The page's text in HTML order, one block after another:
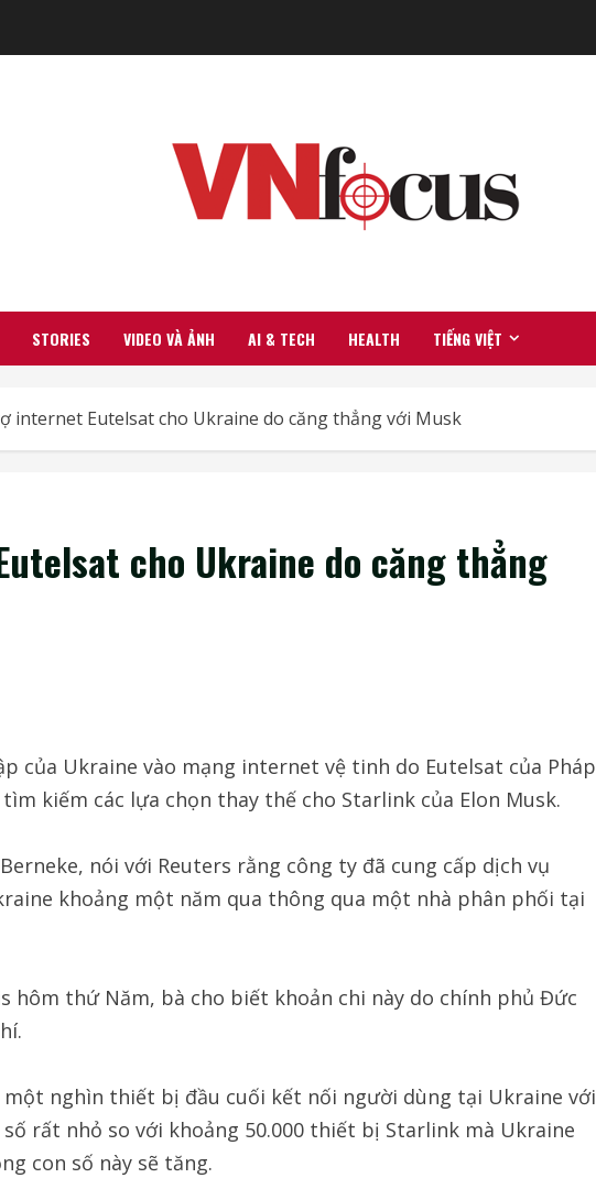
STORIES VIDEO VÀ ẢNH AI & TECH HEALTH TIẾNG VIỆT
internet Eutelsat cho Ukraine do căng thẳng với Musk
cho Ukraine do căng thẳng
của Ukraine vào mạng internet vệ tinh do Eutelsat của Pháp
kiếm các lựa chọn thay thế cho Starlink của Elon Musk.
nói với Reuters rằng công ty đã cung cấp dịch vụ
khoảng một năm qua thông qua một nhà phân phối tại
hôm thứ Năm, bà cho biết khoản chi này do chính phủ Đức
nghìn thiết bị đầu cuối kết nối người dùng tại Ukraine với
rất nhỏ so với khoảng 50.000 thiết bị Starlink mà Ukraine
con số này sẽ tăng.